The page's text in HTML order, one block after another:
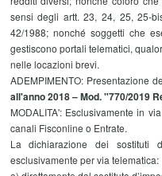
sensi degli artt. 23, 24, 25, 25-
42/1988; nonché soggetti che
gestiscono portali telematici,
nelle locazioni brevi.
ADEMPIMENTO: Presentazione
all'anno 2018 – Mod. "770/2019
MODALITA': Esclusivamente in
canali Fisconline o Entrate.
La dichiarazione dei sostituti
esclusivamente per via telematica: